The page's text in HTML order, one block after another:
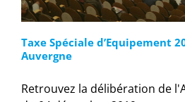
Taxe Spéciale d’Equipement
Auvergne
Retrouvez la délibération de